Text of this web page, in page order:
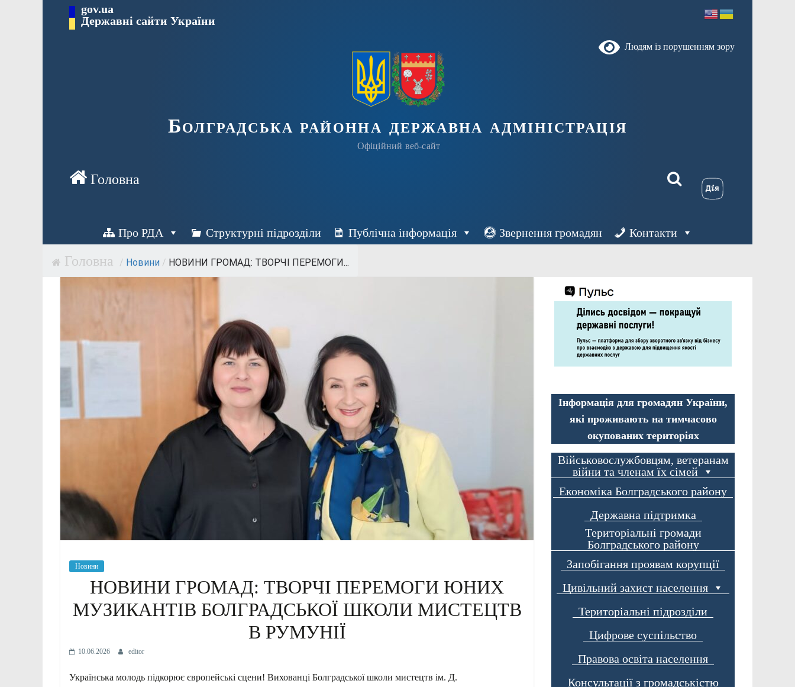
Перейти gov.ua
Державні сайти України
Людям із порушенням зору
Болградська районна державна адміністрація
Офіційний веб-сайт
Про РДА Структурні підрозділи Публічна інформація Звернення громадян Контакти
/ Новини / НОВИНИ ГРОМАД: ТВОРЧІ ПЕРЕМОГИ...
Новини
НОВИНИ ГРОМАД: ТВОРЧІ ПЕРЕМОГИ ЮНИХ
МУЗИКАНТІВ БОЛГРАДСЬКОЇ ШКОЛИ МИСТЕЦТВ
В РУМУНІЇ
10.06.2026 editor
Українська молодь підкорює європейські сцени! Вихованці Болградської школи мистецтв ім. Д.
Інформація для громадян України,
які проживають на тимчасово
окупованих територіях
Військовослужбовцям, ветеранам
війни та членам їх сімей
Економіка Болградського району
Державна підтримка
Територіальні громади
Болградського району
Запобігання проявам корупції
Цивільний захист населення
Територіальні підрозділи
Цифрове суспільство
Правова освіта населення
Консультації з громадськістю